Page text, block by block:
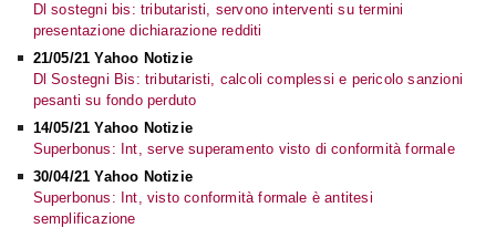
Dl sostegni bis: tributaristi, servono interventi su termini
presentazione dichiarazione redditi
21/05/21 Yahoo Notizie
Dl Sostegni Bis: tributaristi, calcoli complessi e pericolo sanzioni
pesanti su fondo perduto
14/05/21 Yahoo Notizie
Superbonus: Int, serve superamento visto di conformità formale
30/04/21 Yahoo Notizie
Superbonus: Int, visto conformità formale è antitesi
semplificazione